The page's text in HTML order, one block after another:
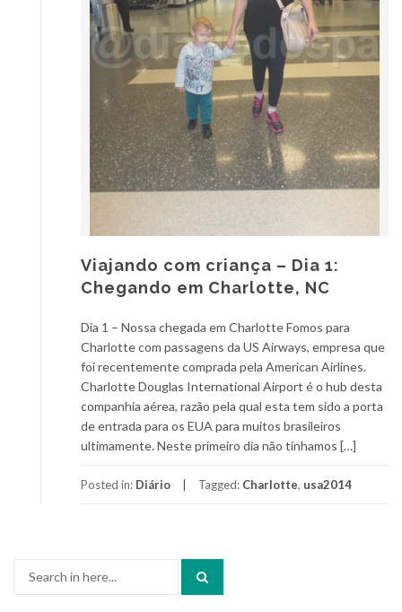
Viajando com criança – Dia 1:
Chegando em Charlotte, NC
Dia 1 – Nossa chegada em Charlotte Fomos para
Charlotte com passagens da US Airways, empresa que
foi recentemente comprada pela American Airlines.
Charlotte Douglas International Airport é o hub desta
companhia aérea, razão pela qual esta tem sido a porta
de entrada para os EUA para muitos brasileiros
ultimamente. Neste primeiro dia não tínhamos […]
Posted in: Diário Tagged: Charlotte, usa2014